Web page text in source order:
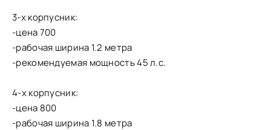
3-х корпусник:
-цена 700
-рабочая ширина 1.2 метра
-рекомендуемая мощность 45 л.с.
4-х корпусник:
-цена 800
-рабочая ширина 1.8 метра